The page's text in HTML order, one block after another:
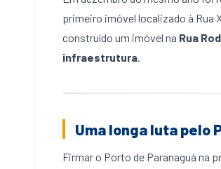
primeiro imóvel localizado à Rua
construído um imóvel na Rua
infraestrutura.
Uma longa luta pelo
Firmar o Porto de Paranaguá na